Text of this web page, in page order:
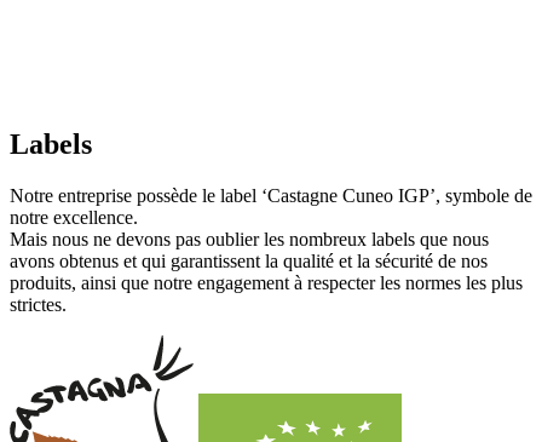
Labels
Notre entreprise possède le label ‘Castagne Cuneo IGP’, symbole de
notre excellence.
Mais nous ne devons pas oublier les nombreux labels que nous
avons obtenus et qui garantissent la qualité et la sécurité de nos
produits, ainsi que notre engagement à respecter les normes les plus
strictes.